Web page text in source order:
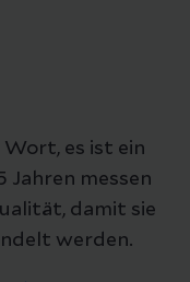
es ist ein
Jahren messen
damit sie
werden.